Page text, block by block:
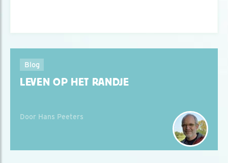
Blog
LEVEN OP HET RANDJE
Door Hans Peeters